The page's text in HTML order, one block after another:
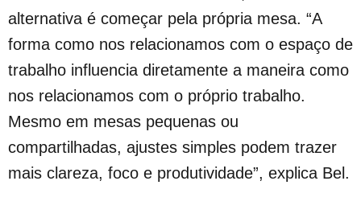
alternativa é começar pela própria mesa. “A
forma como nos relacionamos com o espaço de
trabalho influencia diretamente a maneira como
nos relacionamos com o próprio trabalho.
Mesmo em mesas pequenas ou
compartilhadas, ajustes simples podem trazer
mais clareza, foco e produtividade”, explica Bel.